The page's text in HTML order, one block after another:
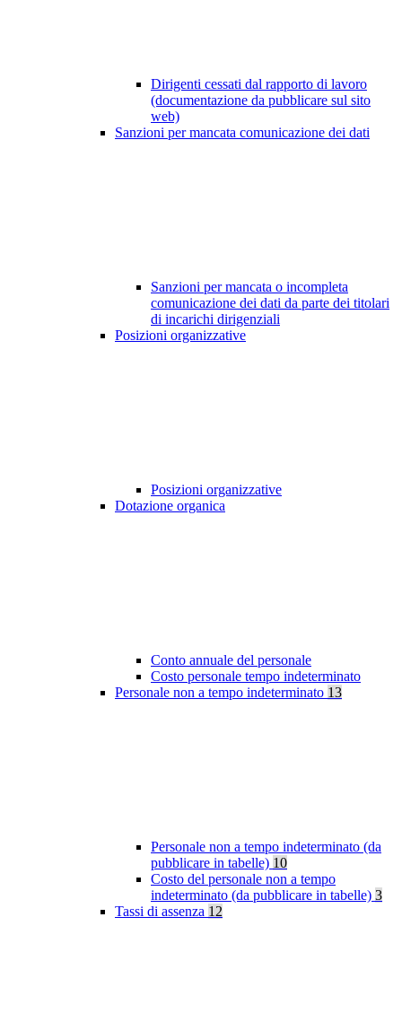
Dirigenti cessati dal rapporto di lavoro
(documentazione da pubblicare sul sito
web)
Sanzioni per mancata comunicazione dei dati
Sanzioni per mancata o incompleta
comunicazione dei dati da parte dei titolari
di incarichi dirigenziali
Posizioni organizzative
Posizioni organizzative
Dotazione organica
Conto annuale del personale
Costo personale tempo indeterminato
Personale non a tempo indeterminato 13
Personale non a tempo indeterminato (da
pubblicare in tabelle) 10
Costo del personale non a tempo
indeterminato (da pubblicare in tabelle) 3
Tassi di assenza 12